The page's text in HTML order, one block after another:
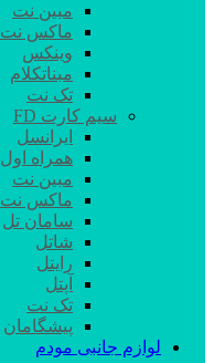
مبین نت
ماکس نت
وینکس
مبناتکلام
تک نت
سیم کارت FD
ایرانسل
همراه اول
مبین نت
ماکس نت
سامان تل
شاتل
رایتل
آپتل
تک نت
پیشگامان
لوازم جانبی مودم